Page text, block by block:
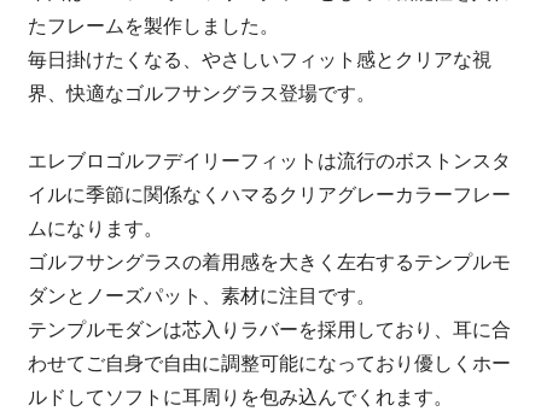
たフレームを製作しました。
毎日掛けたくなる、やさしいフィット感とクリアな視
界、快適なゴルフサングラス登場です。
エレブロゴルフデイリーフィットは流行のボストンスタ
イルに季節に関係なくハマるクリアグレーカラーフレー
ムになります。
ゴルフサングラスの着用感を大きく左右するテンプルモ
ダンとノーズパット、素材に注目です。
テンプルモダンは芯入りラバーを採用しており、耳に合
わせてご自身で自由に調整可能になっており優しくホー
ルドしてソフトに耳周りを包み込んでくれます。